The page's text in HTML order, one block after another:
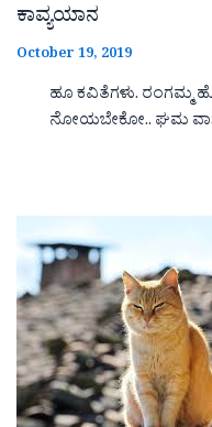
ಕಾವ್ಯಯಾನ
October 19, 2019
ಹೂ ಕವಿತೆಗಳು. ರಂಗಮ್ಮ
ನೋಯಬೇಕೋ.. ಘಮ